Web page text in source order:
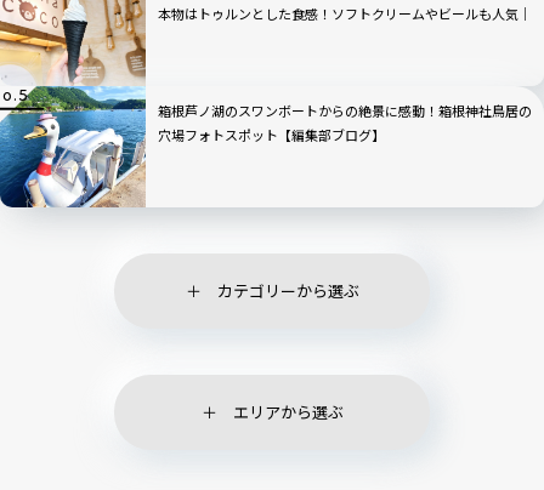
本物はトゥルンとした食感！ソフトクリームやビールも人気｜
箱根芦ノ湖のスワンボートからの絶景に感動！箱根神社鳥居の
穴場フォトスポット【編集部ブログ】
カテゴリーから選ぶ
エリアから選ぶ